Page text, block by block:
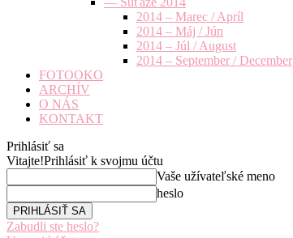
2014 – Marec / Apríl
2014 – Máj / Jún
2014 – Júl / August
2014 – September / December
FOTOOKO
ARCHÍV
O NÁS
KONTAKT
Prihlásiť sa
Vitajte!Prihlásiť k svojmu účtu
Vaše užívateľské meno
heslo
Zabudli ste heslo?